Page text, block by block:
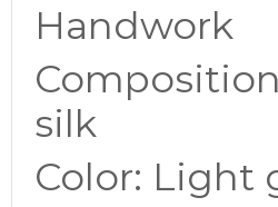
Handwork
silk
Color: Light